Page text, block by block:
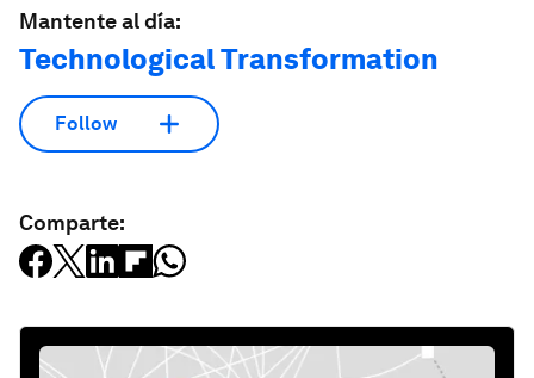
Mantente al día:
Technological Transformation
Follow
Comparte: